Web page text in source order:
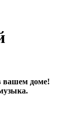
вашем доме!